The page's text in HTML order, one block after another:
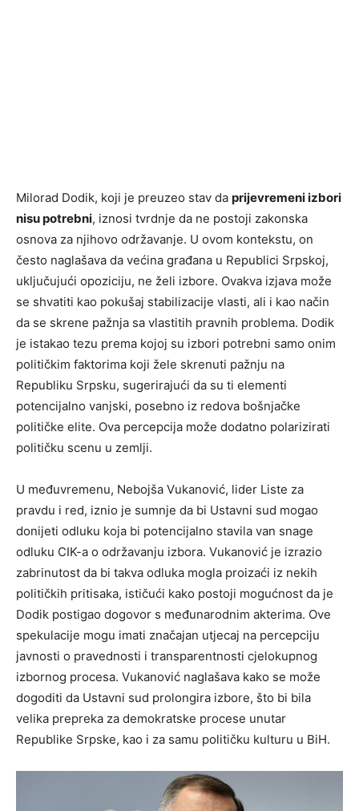
Milorad Dodik, koji je preuzeo stav da prijevremeni izbori
nisu potrebni, iznosi tvrdnje da ne postoji zakonska
osnova za njihovo održavanje. U ovom kontekstu, on
često naglašava da većina građana u Republici Srpskoj,
uključujući opoziciju, ne želi izbore. Ovakva izjava može
se shvatiti kao pokušaj stabilizacije vlasti, ali i kao način
da se skrene pažnja sa vlastitih pravnih problema. Dodik
je istakao tezu prema kojoj su izbori potrebni samo onim
političkim faktorima koji žele skrenuti pažnju na
Republiku Srpsku, sugerirajući da su ti elementi
potencijalno vanjski, posebno iz redova bošnjačke
političke elite. Ova percepcija može dodatno polarizirati
političku scenu u zemlji.
U međuvremenu, Nebojša Vukanović, lider Liste za
pravdu i red, iznio je sumnje da bi Ustavni sud mogao
donijeti odluku koja bi potencijalno stavila van snage
odluku CIK-a o održavanju izbora. Vukanović je izrazio
zabrinutost da bi takva odluka mogla proizaći iz nekih
političkih pritisaka, ističući kako postoji mogućnost da je
Dodik postigao dogovor s međunarodnim akterima. Ove
spekulacije mogu imati značajan utjecaj na percepciju
javnosti o pravednosti i transparentnosti cjelokupnog
izbornog procesa. Vukanović naglašava kako se može
dogoditi da Ustavni sud prolongira izbore, što bi bila
velika prepreka za demokratske procese unutar
Republike Srpske, kao i za samu političku kulturu u BiH.